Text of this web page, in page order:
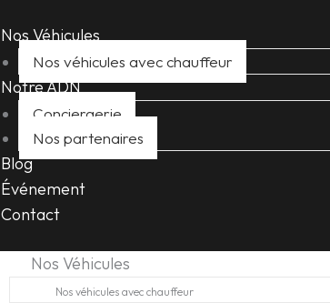
Nos Véhicules
Nos véhicules avec chauffeur
Notre ADN
Conciergerie
Nos partenaires
Blog
Événement
Contact
Nos Véhicules
Nos véhicules avec chauffeur